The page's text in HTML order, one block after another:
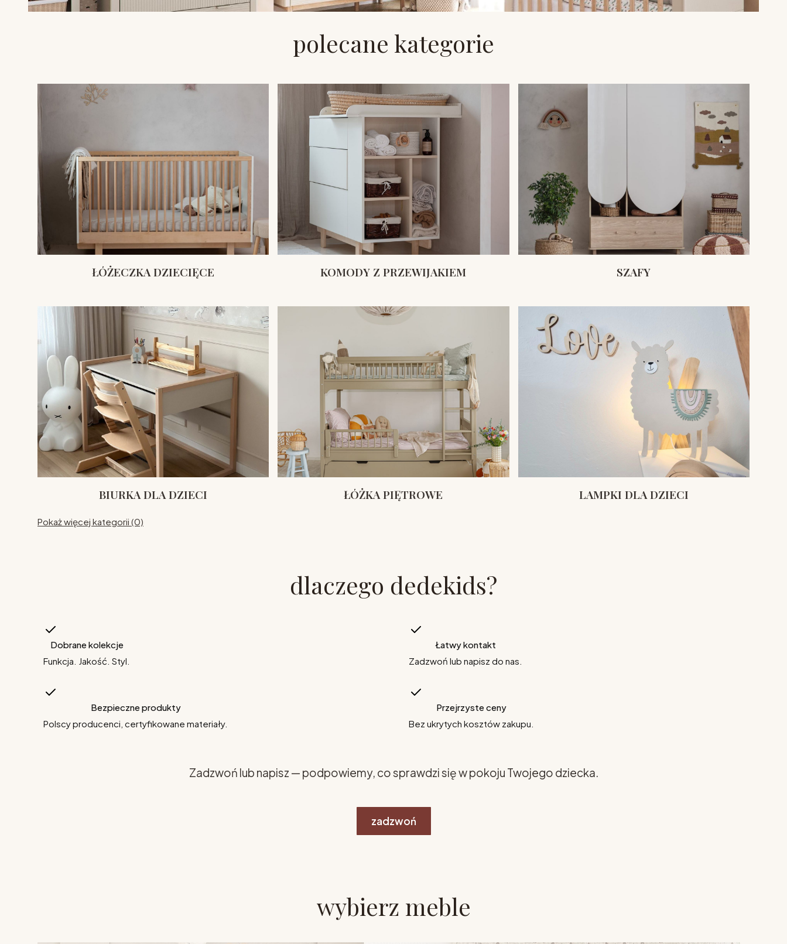
polecane kategorie
ŁÓŻECZKA DZIECIĘCE KOMODY Z PRZEWIJAKIEM SZAFY
BIURKA DLA DZIECI ŁÓŻKA PIĘTROWE LAMPKI DLA DZIECI
Pokaż więcej kategorii (0)
dlaczego dedekids?
Dobrane kolekcje
Funkcja. Jakość. Styl.
Łatwy kontakt
Zadzwoń lub napisz do nas.
Bezpieczne produkty
Polscy producenci, certyfikowane materiały.
Przejrzyste ceny
Bez ukrytych kosztów zakupu.
Zadzwoń lub napisz — podpowiemy, co sprawdzi się w pokoju Twojego dziecka.
zadzwoń
wybierz meble